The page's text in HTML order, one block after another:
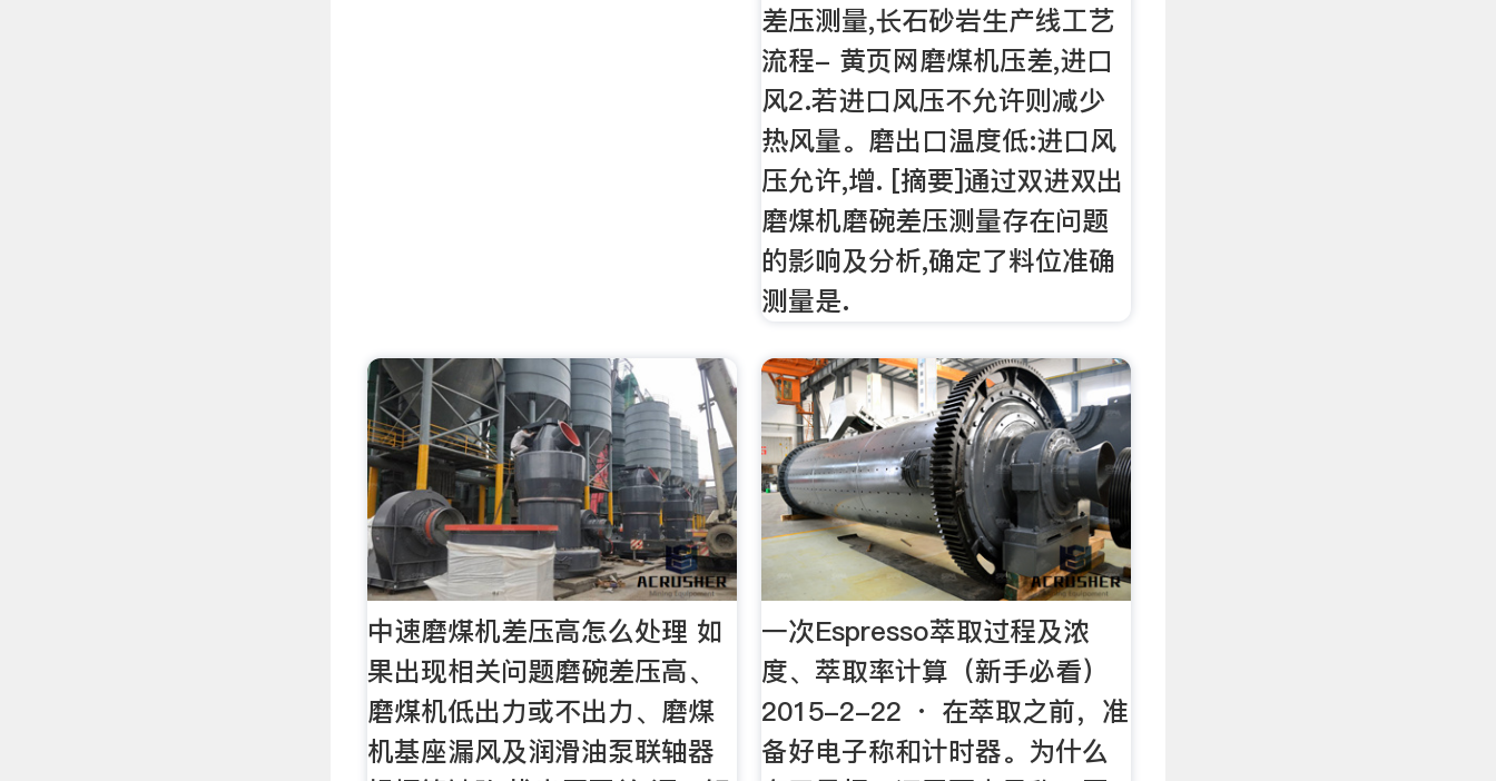
差压测量,长石砂岩生产线工艺
流程- 黄页网磨煤机压差,进口
风2.若进口风压不允许则减少
热风量。磨出口温度低:进口风
压允许,增. [摘要]通过双进双出
磨煤机磨碗差压测量存在问题
的影响及分析,确定了料位准确
测量是.
中速磨煤机差压高怎么处理 如
果出现相关问题磨碗差压高、
磨煤机低出力或不出力、磨煤
机基座漏风及润滑油泵联轴器
一次Espresso萃取过程及浓
度、萃取率计算（新手必看）
2015-2-22 · 在萃取之前，准
备好电子称和计时器。为什么